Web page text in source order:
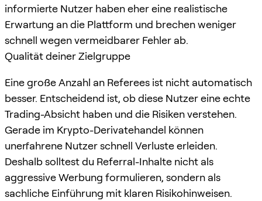
informierte Nutzer haben eher eine realistische
Erwartung an die Plattform und brechen weniger
schnell wegen vermeidbarer Fehler ab.
Qualität deiner Zielgruppe
Eine große Anzahl an Referees ist nicht automatisch
besser. Entscheidend ist, ob diese Nutzer eine echte
Trading-Absicht haben und die Risiken verstehen.
Gerade im Krypto-Derivatehandel können
unerfahrene Nutzer schnell Verluste erleiden.
Deshalb solltest du Referral-Inhalte nicht als
aggressive Werbung formulieren, sondern als
sachliche Einführung mit klaren Risikohinweisen.